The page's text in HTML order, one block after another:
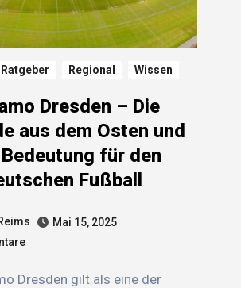
Ratgeber Regional Wissen
Dresden – Die
aus dem Osten und
für den
Fußball
Mai 15, 2025